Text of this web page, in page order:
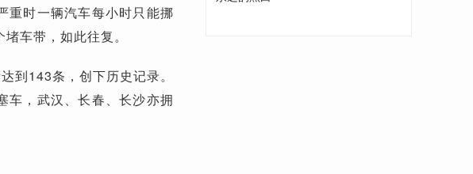
重时一辆汽车每小时只能挪
车带，如此往复。
到143条，创下历史记录。
车，武汉、长春、长沙亦拥